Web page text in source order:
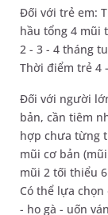
Đối với trẻ em:
hầu tổng 4 mũi
2 - 3 - 4 tháng
Thời điểm trẻ 4
Đối với người
bản, cần tiêm
hợp chưa từng
mũi cơ bản
mũi 2 tối thiểu
Có thể lựa
- ho gà - uốn